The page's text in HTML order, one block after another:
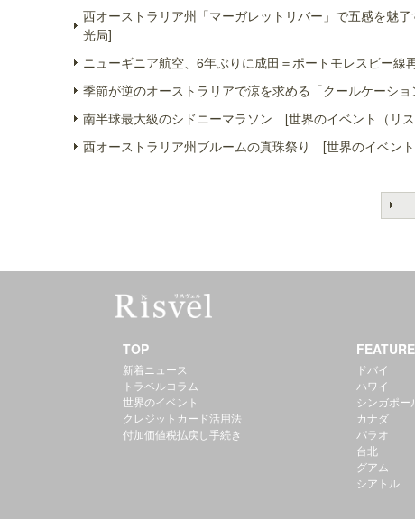
西オーストラリア州「マーガレットリバー」で五感を魅
光局]
ニューギニア航空、6年ぶりに成田＝ポートモレスビー
季節が逆のオーストラリアで涼を求める「クールケーシ
南半球最大級のシドニーマラソン [世界のイベント（リ
西オーストラリア州ブルームの真珠祭り [世界のイベン
TOP
新着ニュース
トラベルコラム
世界のイベント
クレジットカード活用法
付加価値税払戻し手続き
FEATURE
ドバイ
ハワイ
シンガポー
カナダ
パラオ
台北
グアム
シアトル